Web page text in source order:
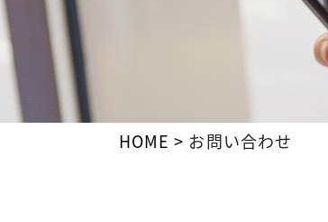
HOME お問い合わせ